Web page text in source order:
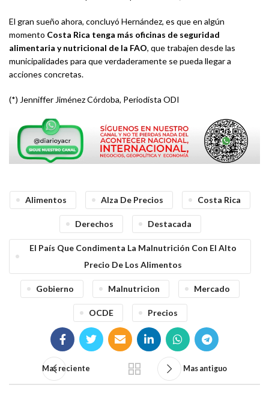
El gran sueño ahora, concluyó Hernández, es que en algún
momento Costa Rica tenga más oficinas de seguridad
alimentaria y nutricional de la FAO, que trabajen desde las
municipalidades para que verdaderamente se pueda llegar a
acciones concretas.
(*) Jenniffer Jiménez Córdoba, Periodista ODI
Alimentos Alza De Precios Costa Rica
Derechos Destacada
El País Que Condimenta La Malnutrición Con El Alto
Precio De Los Alimentos
Gobierno Malnutricion Mercado
OCDE Precios
Mas reciente Mas antiguo